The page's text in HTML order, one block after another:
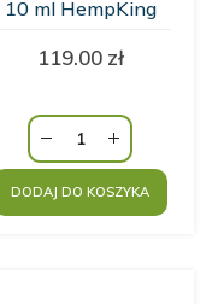
10 ml HempKing
119.00 zł
DODAJ DO KOSZYKA